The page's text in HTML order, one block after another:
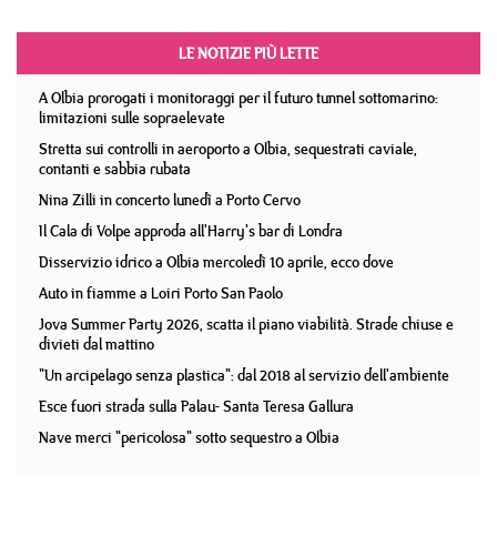
LE NOTIZIE PIÙ LETTE
A Olbia prorogati i monitoraggi per il futuro tunnel sottomarino:
limitazioni sulle sopraelevate
Stretta sui controlli in aeroporto a Olbia, sequestrati caviale,
contanti e sabbia rubata
Nina Zilli in concerto lunedì a Porto Cervo
Il Cala di Volpe approda all'Harry's bar di Londra
Disservizio idrico a Olbia mercoledì 10 aprile, ecco dove
Auto in fiamme a Loiri Porto San Paolo
Jova Summer Party 2026, scatta il piano viabilità. Strade chiuse e
divieti dal mattino
"Un arcipelago senza plastica": dal 2018 al servizio dell'ambiente
Esce fuori strada sulla Palau- Santa Teresa Gallura
Nave merci "pericolosa" sotto sequestro a Olbia